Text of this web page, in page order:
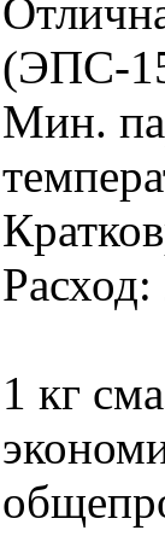
(ЭПС-
Мин.
1 кг